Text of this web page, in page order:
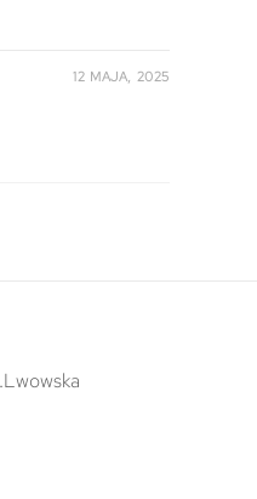
12 MAJA, 2025